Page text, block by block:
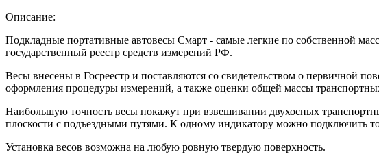
Описание:
Подкладные портативные автовесы Смарт - самые легкие по собственной
государственный реестр средств измерений РФ.
Весы внесены в Госреестр и поставляются со свидетельством о первичной
оформления процедуры измерений, а также оценки общей массы
Наибольшую точность весы покажут при взвешивании двухосных
плоскости с подъездными путями. К одному индикатору можно подключить
Установка весов возможна на любую ровную твердую поверхность.